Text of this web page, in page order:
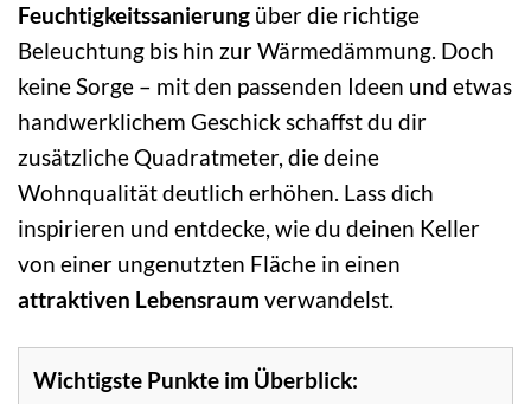
Feuchtigkeitssanierung über die richtige
Beleuchtung bis hin zur Wärmedämmung. Doch
keine Sorge – mit den passenden Ideen und etwas
handwerklichem Geschick schaffst du dir
zusätzliche Quadratmeter, die deine
Wohnqualität deutlich erhöhen. Lass dich
inspirieren und entdecke, wie du deinen Keller
von einer ungenutzten Fläche in einen
attraktiven Lebensraum verwandelst.
Wichtigste Punkte im Überblick: